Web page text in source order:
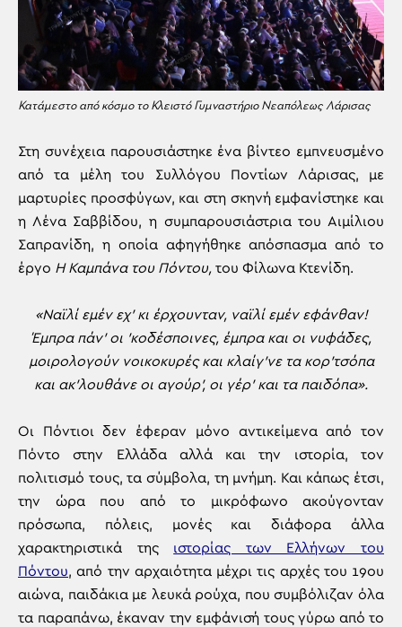
Κατάμεστο από κόσμο το Κλειστό Γυμναστήριο Νεαπόλεως Λάρισας
Στη συνέχεια παρουσιάστηκε ένα βίντεο εμπνευσμένο
από τα μέλη του Συλλόγου Ποντίων Λάρισας, με
μαρτυρίες προσφύγων, και στη σκηνή εμφανίστηκε και
η Λένα Σαββίδου, η συμπαρουσιάστρια του Αιμίλιου
Σαπρανίδη, η οποία αφηγήθηκε απόσπασμα από το
έργο Η Καμπάνα του Πόντου, του Φίλωνα Κτενίδη.
«Ναϊλί εμέν εχ’ κι έρχουνταν, ναϊλί εμέν εφάνθαν!
Έμπρα πάν’ οι ’κοδέσποινες, έμπρα και οι νυφάδες,
μοιρολογούν νοικοκυρές και κλαίγ’νε τα κορ’τσόπα
και ακ’λουθάνε οι αγούρ’, οι γέρ’ και τα παιδόπα».
Οι Πόντιοι δεν έφεραν μόνο αντικείμενα από τον
Πόντο στην Ελλάδα αλλά και την ιστορία, τον
πολιτισμό τους, τα σύμβολα, τη μνήμη. Και κάπως έτσι,
την ώρα που από το μικρόφωνο ακούγονταν
πρόσωπα, πόλεις, μονές και διάφορα άλλα
χαρακτηριστικά της ιστορίας των Ελλήνων του
Πόντου, από την αρχαιότητα μέχρι τις αρχές του 19ου
αιώνα, παιδάκια με λευκά ρούχα, που συμβόλιζαν όλα
τα παραπάνω, έκαναν την εμφάνισή τους γύρω από το